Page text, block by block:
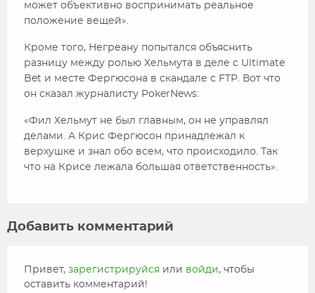
может объективно воспринимать реальное
положение вещей».
Кроме того, Негреану попытался объяснить
разницу между ролью Хельмута в деле с Ultimate
Bet и месте Фергюсона в скандале с FTP. Вот что
он сказал журналисту PokerNews:
«Фил Хельмут не был главным, он не управлял
делами. А Крис Фергюсон принадлежал к
верхушке и знал обо всем, что происходило. Так
что на Крисе лежала большая ответственность».
Добавить комментарий
Привет, зарегистрируйся или войди, чтобы
оставить комментарий!